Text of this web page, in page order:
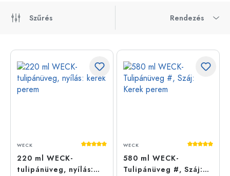
Szűrés Rendezés
Átlagos értékelés 5 a 5 csillagból
WECK
220 ml WECK-
tulipánüveg, nyílás:
Átlagos
WECK
580 ml WECK-
Tulipánüveg #, Száj: